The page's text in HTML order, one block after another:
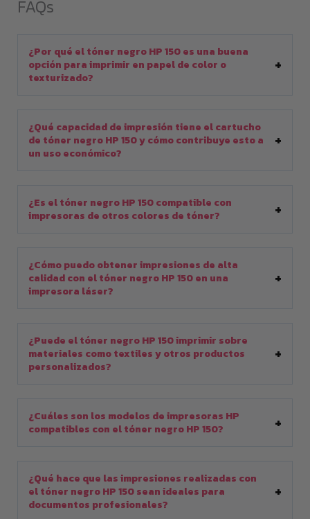
FAQs
¿Por qué el tóner negro HP 150 es una buena
opción para imprimir en papel de color o
texturizado?
¿Qué capacidad de impresión tiene el cartucho
de tóner negro HP 150 y cómo contribuye esto a
un uso económico?
¿Es el tóner negro HP 150 compatible con
impresoras de otros colores de tóner?
¿Cómo puedo obtener impresiones de alta
calidad con el tóner negro HP 150 en una
impresora láser?
¿Puede el tóner negro HP 150 imprimir sobre
materiales como textiles y otros productos
personalizados?
¿Cuáles son los modelos de impresoras HP
compatibles con el tóner negro HP 150?
¿Qué hace que las impresiones realizadas con
el tóner negro HP 150 sean ideales para
documentos profesionales?